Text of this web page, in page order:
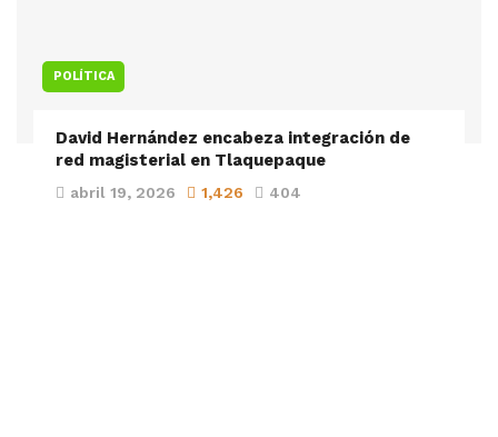
POLÍTICA
David Hernández encabeza integración de
red magisterial en Tlaquepaque
abril 19, 2026 1,426 404